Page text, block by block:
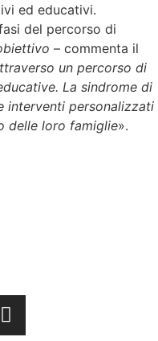
ed educativi.
del percorso di
– commenta il
un percorso di
La sindrome di
interventi personalizzati
delle loro famiglie».